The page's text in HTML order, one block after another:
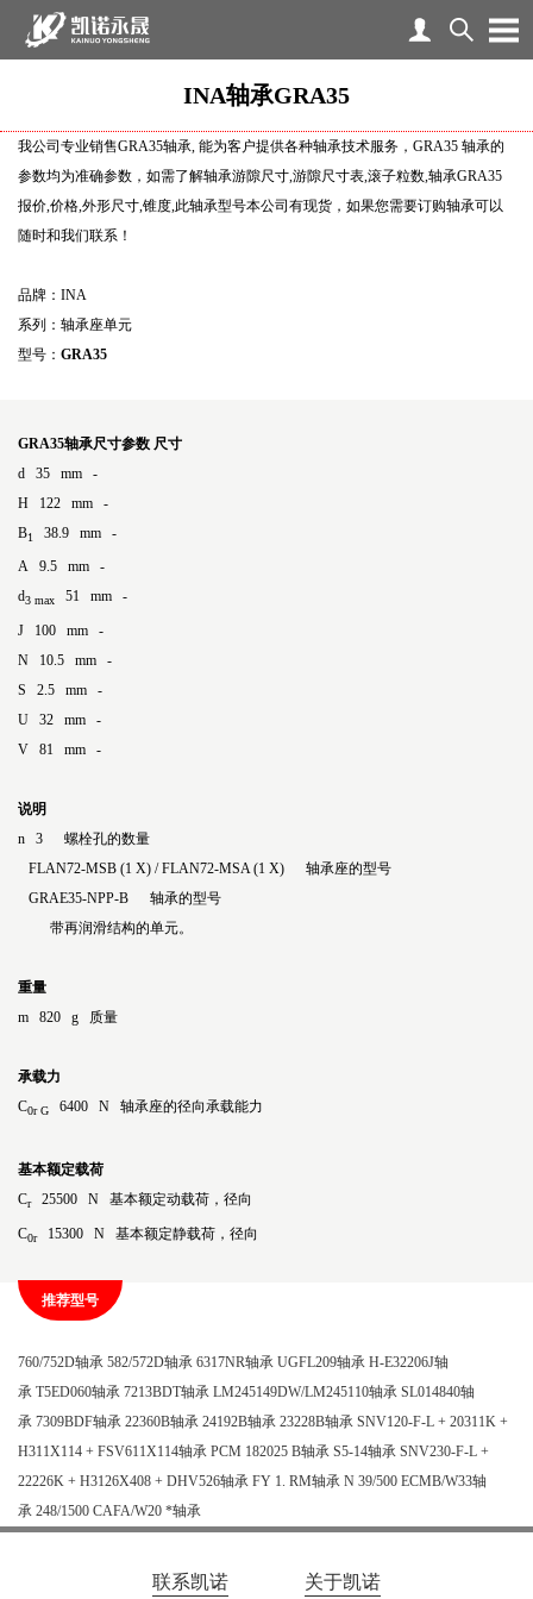
INA轴承GRA35
我公司专业销售GRA35轴承, 能为客户提供各种轴承技术服务，GRA35 轴承的
参数均为准确参数，如需了解轴承游隙尺寸,游隙尺寸表,滚子粒数,轴承GRA35
报价,价格,外形尺寸,锥度,此轴承型号本公司有现货，如果您需要订购轴承可以
随时和我们联系！
品牌：INA
系列：轴承座单元
型号： GRA35
GRA35轴承尺寸参数 尺寸
d 35 mm -
H 122 mm -
B1 38.9 mm -
A 9.5 mm -
d3 max 51 mm -
J 100 mm -
N 10.5 mm -
S 2.5 mm -
U 32 mm -
V 81 mm -
说明
n 3 螺栓孔的数量
FLAN72-MSB (1 X) / FLAN72-MSA (1 X) 轴承座的型号
GRAE35-NPP-B 轴承的型号
带再润滑结构的单元。
重量
m 820 g 质量
承载力
C0r G 6400 N 轴承座的径向承载能力
基本额定载荷
Cr25500 N 基本额定动载荷，径向
C0r15300 N 基本额定静载荷，径向
推荐型号
760/752D轴承 582/572D轴承 6317NR轴承 UGFL209轴承 H-E32206J轴
承 T5ED060轴承 7213BDT轴承 LM245149DW/LM245110轴承 SL014840轴
承 7309BDF轴承 22360B轴承 24192B轴承 23228B轴承 SNV120-F-L + 20311K +
H311X114 + FSV611X114轴承 PCM 182025 B轴承 S5-14轴承 SNV230-F-L +
22226K + H3126X408 + DHV526轴承 FY 1. RM轴承 N 39/500 ECMB/W33轴
承 248/1500 CAFA/W20 *轴承
联系凯诺 关于凯诺